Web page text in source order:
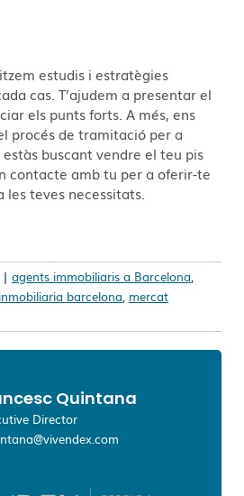
estudis i estratègies
cas. T’ajudem a presentar el
els punts forts. A més, ens
procés de tramitació per a
buscant vendre el teu pis
contacte amb tu per a oferir-te
teves necessitats.
| agents immobiliaris a Barcelona
inmobiliaria barcelona mercat
Quintana
Director